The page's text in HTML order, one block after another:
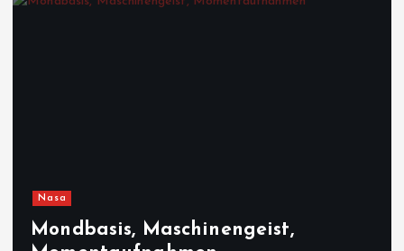
Nasa
Mondbasis, Maschinengeist,